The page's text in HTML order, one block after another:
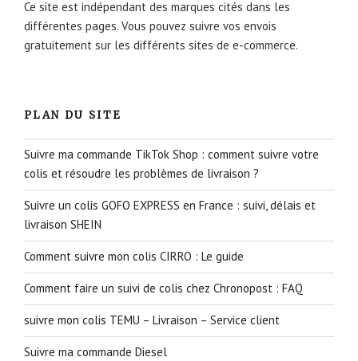
Ce site est indépendant des marques cités dans les
différentes pages. Vous pouvez suivre vos envois
gratuitement sur les différents sites de e-commerce.
PLAN DU SITE
Suivre ma commande TikTok Shop : comment suivre votre
colis et résoudre les problèmes de livraison ?
Suivre un colis GOFO EXPRESS en France : suivi, délais et
livraison SHEIN
Comment suivre mon colis CIRRO : Le guide
Comment faire un suivi de colis chez Chronopost : FAQ
suivre mon colis TEMU – Livraison – Service client
Suivre ma commande Diesel